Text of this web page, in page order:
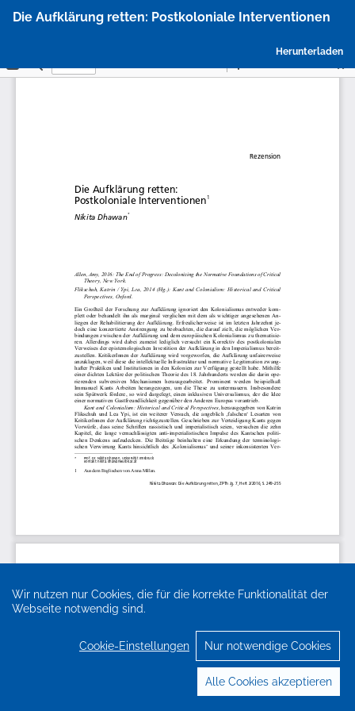
Wir nutzen nur Cookies, die für die korrekte Funktionalität der
Webseite notwendig sind.
Cookie-Einstellungen Nur notwendige Cookies
Alle Cookies akzeptieren
Artikeldetails
Die Aufklärung retten: Postkoloniale Interventionen
Herunterladen